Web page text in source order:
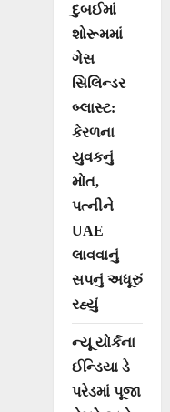
દુબઈમાં
શોરૂમમાં
ગેસ
સિલિન્ડર
બ્લાસ્ટ:
કેરળના
યુવકનું
મોત,
પત્નીને
UAE
લાવવાનું
સપનું અધૂરું
રહ્યું
ન્યૂ યોર્કના
ઈન્ડિયા ડે
પરેડમાં પૂજા